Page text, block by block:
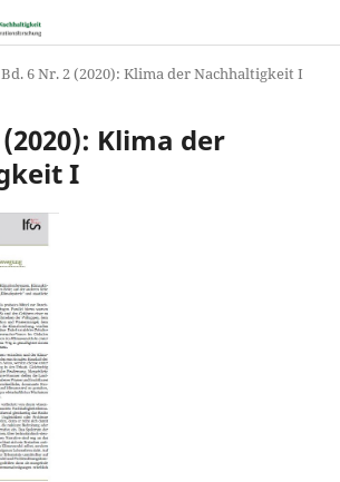
Bd. 6 Nr. 2 (2020): Klima der Nachhaltigkeit I
Klima der
I